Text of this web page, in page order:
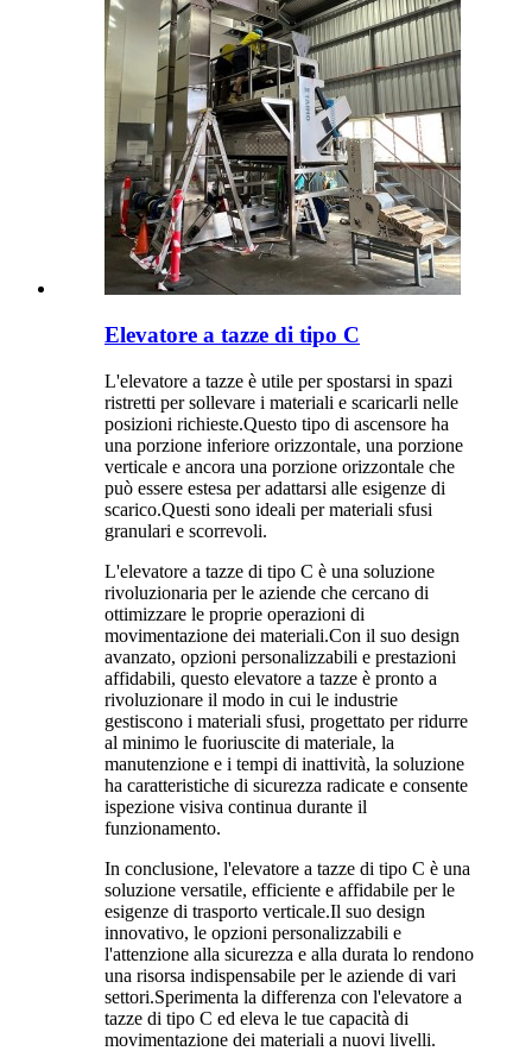
Elevatore a tazze di tipo C
L'elevatore a tazze è utile per spostarsi in spazi
ristretti per sollevare i materiali e scaricarli nelle
posizioni richieste.Questo tipo di ascensore ha
una porzione inferiore orizzontale, una porzione
verticale e ancora una porzione orizzontale che
può essere estesa per adattarsi alle esigenze di
scarico.Questi sono ideali per materiali sfusi
granulari e scorrevoli.
L'elevatore a tazze di tipo C è una soluzione
rivoluzionaria per le aziende che cercano di
ottimizzare le proprie operazioni di
movimentazione dei materiali.Con il suo design
avanzato, opzioni personalizzabili e prestazioni
affidabili, questo elevatore a tazze è pronto a
rivoluzionare il modo in cui le industrie
gestiscono i materiali sfusi, progettato per ridurre
al minimo le fuoriuscite di materiale, la
manutenzione e i tempi di inattività, la soluzione
ha caratteristiche di sicurezza radicate e consente
ispezione visiva continua durante il
funzionamento.
In conclusione, l'elevatore a tazze di tipo C è una
soluzione versatile, efficiente e affidabile per le
esigenze di trasporto verticale.Il suo design
innovativo, le opzioni personalizzabili e
l'attenzione alla sicurezza e alla durata lo rendono
una risorsa indispensabile per le aziende di vari
settori.Sperimenta la differenza con l'elevatore a
tazze di tipo C ed eleva le tue capacità di
movimentazione dei materiali a nuovi livelli.